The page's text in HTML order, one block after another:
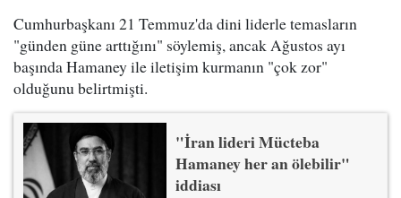
Cumhurbaşkanı 21 Temmuz'da dini liderle temasların
"günden güne arttığını" söylemiş, ancak Ağustos ayı
başında Hamaney ile iletişim kurmanın "çok zor"
olduğunu belirtmişti.
"İran lideri Mücteba
Hamaney her an ölebilir"
iddiası